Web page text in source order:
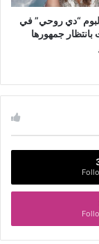
“دي روحي” في
جمهورها